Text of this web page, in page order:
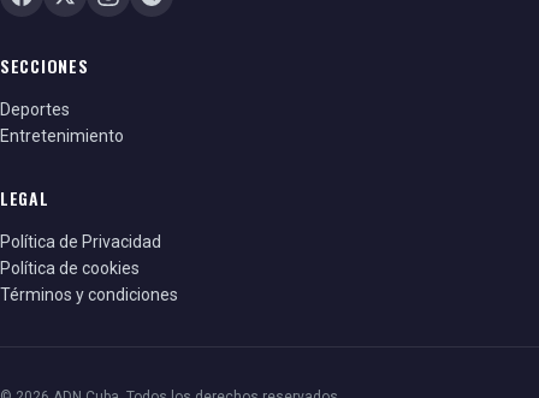
SECCIONES
Deportes
Entretenimiento
LEGAL
Política de Privacidad
Política de cookies
Términos y condiciones